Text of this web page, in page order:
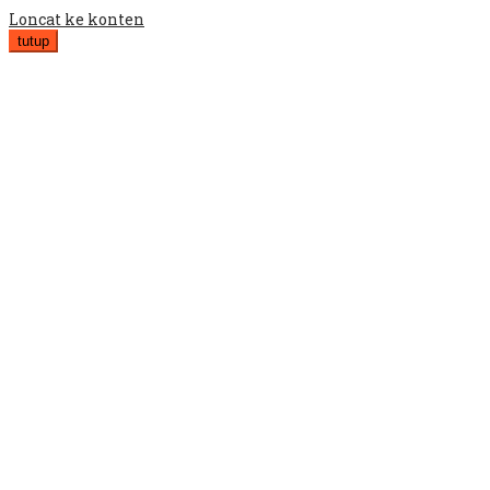
Loncat ke konten
tutup